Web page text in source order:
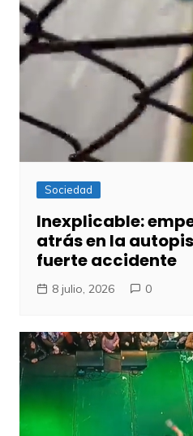
Sociedad
Inexplicable:
atrás en la
fuerte accidente
8 julio, 2026 0